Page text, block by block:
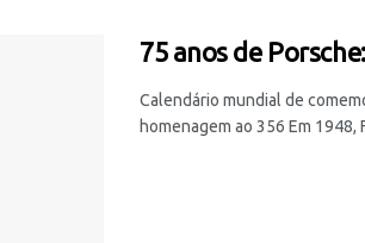
75 anos de
Calendário mundial de
homenagem ao 356 Em 1948,